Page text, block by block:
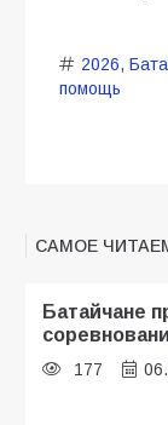
2026,
помощь
САМОЕ
Батайчане
177